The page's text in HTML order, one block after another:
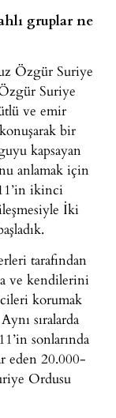
gruplar ne
Özgür Suriye
Suriye
ve emir
bir
kapsayan
anlamak için
ikinci
İki
tarafından
ve kendilerini
korumak
sıralarda
sonlarında
eden 20.000-
Ordusu